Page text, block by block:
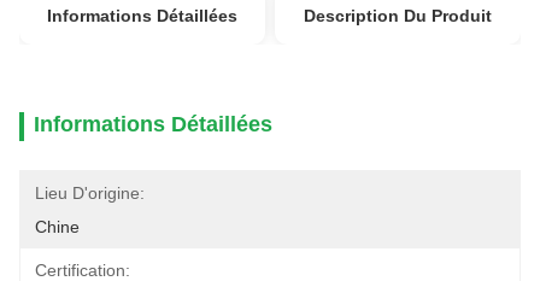
Informations Détaillées Description Du Produit
Informations Détaillées
Lieu D'origine:
Chine
Certification: